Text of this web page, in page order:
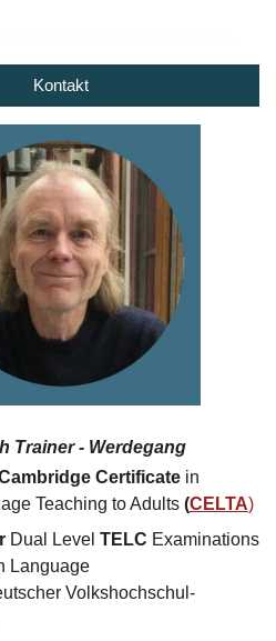
Kontakt
Trainer - Werdegang
Certificatein
Teaching to Adults (CELTA)
Dual Level TELC Examinations
Language
Volkshochschul-